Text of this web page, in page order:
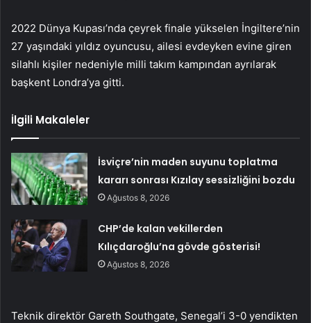
2022 Dünya Kupası’nda çeyrek finale yükselen İngiltere’nin
27 yaşındaki yıldız oyuncusu, ailesi evdeyken evine giren
silahlı kişiler nedeniyle milli takım kampından ayrılarak
başkent Londra’ya gitti.
İlgili Makaleler
İsviçre’nin maden suyunu toplatma
kararı sonrası Kızılay sessizliğini bozdu
Ağustos 8, 2026
CHP’de kalan vekillerden
Kılıçdaroğlu’na gövde gösterisi!
Ağustos 8, 2026
Teknik direktör Gareth Southgate, Senegal’i 3-0 yendikten